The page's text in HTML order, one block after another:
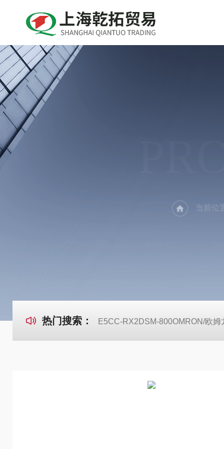
当前位
热门搜索： E5CC-RX2DSM-800OMRON/欧